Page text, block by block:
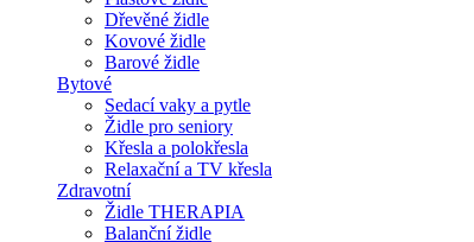
Dřevěné židle
Kovové židle
Barové židle
Bytové
Sedací vaky a pytle
Židle pro seniory
Křesla a polokřesla
Relaxační a TV křesla
Zdravotní
Židle THERAPIA
Balanční židle